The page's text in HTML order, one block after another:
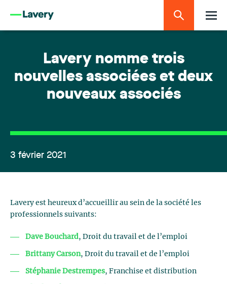
Lavery nomme trois
nouvelles associées et deux
nouveaux associés
3 février 2021
Lavery est heureux d’accueillir au sein de la société les
professionnels suivants:
Dave Bouchard, Droit du travail et de l’emploi
Brittany Carson, Droit du travail et de l’emploi
Stéphanie Destrempes, Franchise et distribution